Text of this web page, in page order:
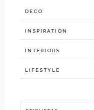
DECO
INSPIRATION
INTERIORS
LIFESTYLE